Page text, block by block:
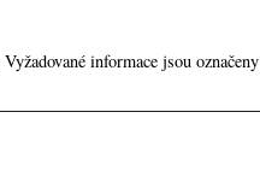
Vyžadované informace jsou označeny